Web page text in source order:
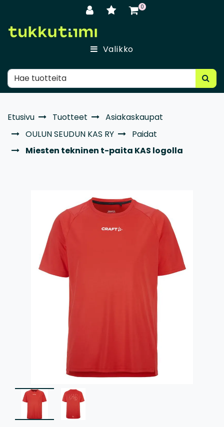
0
Valikko
Etusivu Tuotteet
Asiakaskaupat
OULUN SEUDUN KAS RY
Paidat
Miesten tekninen t-paita KAS logolla